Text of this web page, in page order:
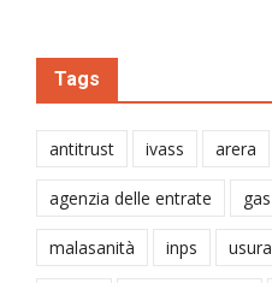
Tags
antitrust ivass arera
agenzia delle entrate gas
malasanità inps usura